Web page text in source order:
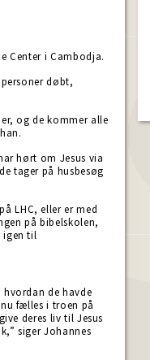
Center i Cambodja.
døbt,
og de kommer alle
hørt om Jesus via
tager på husbesøg
LHC, eller er med
på bibelskolen,
igen til
hvordan de havde
fælles i troen på
deres liv til Jesus
siger Johannes